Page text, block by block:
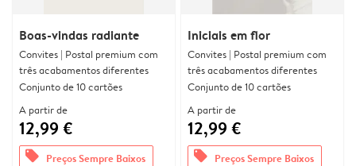
Boas-vindas radiante
Convites | Postal premium com
três acabamentos diferentes
Conjunto de 10 cartões
A partir de
12,99 €
offers Preços Sempre Baixos
Iniciais em flor
Convites | Postal premium com
três acabamentos diferentes
Conjunto de 10 cartões
A partir de
12,99 €
offers Preços Sempre Baixos